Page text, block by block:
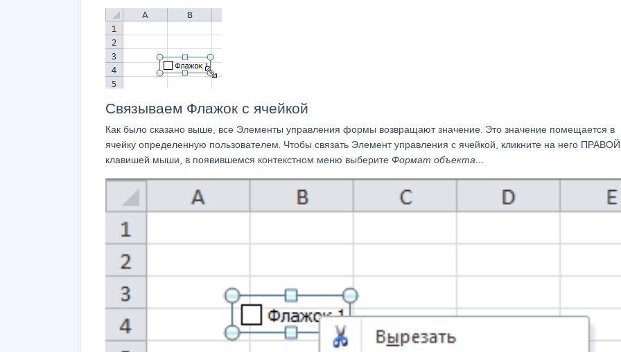
Связываем Флажок с ячейкой
Как было сказано выше, все Элементы управления формы возвращают значение. Это значение помещается в
ячейку определенную пользователем. Чтобы связать Элемент управления с ячейкой, кликните на него ПРАВОЙ
клавишей мыши, в появившемся контекстном меню выберите Формат объекта...